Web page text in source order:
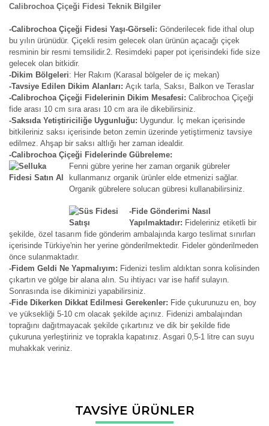
Calibrochoa Çiçeği Fidesi Teknik Bilgiler
-Calibrochoa Çiçeği Fidesi Yaşı-Görseli: Gönderilecek fide ithal olup
bu yılın ürünüdür. Çiçekli resim gelecek olan ürünün açacağı çiçek
resminin bir resmi temsilidir.2. Resimdeki paper pot içerisindeki fide size
gelecek olan bitkidir.
-Dikim Bölgeleri: Her Rakım (Karasal bölgeler de iç mekan)
-Tavsiye Edilen Dikim Alanları: Açık tarla, Saksı, Balkon ve Teraslar
-Calibrochoa Çiçeği Fidelerinin Dikim Mesafesi: Calibrochoa Çiçeği
fide arası 10 cm sıra arası 10 cm ara ile dikebilirsiniz.
-Saksıda Yetiştiriciliğe Uygunluğu: Uygundur. İç mekan içerisinde
bitkileriniz saksı içerisinde beton zemin üzerinde yetiştirmeniz tavsiye
edilmez. Ahşap bir saksı altlığı her zaman idealdir.
-Calibrochoa Çiçeği Fidelerinde Gübreleme:
Fenni gübre yerine her zaman organik gübreler
kullanmanız organik ürünler elde etmenizi sağlar.
Organik gübrelere solucan gübresi kullanabilirsiniz.
-Fide Gönderimi Nasıl
Yapılmaktadır: Fideleriniz etiketli bir
şekilde, özel tasarım fide gönderim ambalajında kargo teslimat sınırları
içerisinde Türkiye'nin her yerine gönderilmektedir. Fideler gönderilmeden
önce sulanmaktadır.
-Fidem Geldi Ne Yapmalıyım: Fidenizi teslim aldıktan sonra kolisinden
çıkartın ve gölge bir alana alın. Su ihtiyacı var ise hafif sulayın.
Sonrasında ise dikiminizi yapabilirsiniz.
-Fide Dikerken Dikkat Edilmesi Gerekenler: Fide çukurunuzu en, boy
ve yüksekliği 5-10 cm olacak şekilde açınız. Fidenizi ambalajından
toprağını dağıtmayacak şekilde çıkartınız ve dik bir şekilde fide
çukuruna yerleştiriniz ve toprakla kapatınız. Asgari 0,5-1 litre can suyu
muhakkak veriniz.
Bu ürünün fiyat bilgisi, resim, ürün açıklamalarında ve diğer
konularda yetersiz gördüğünüz noktaları öneri formunu
TAVSİYE ÜRÜNLER